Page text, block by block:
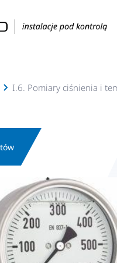
I.6. Pomiary ciśnienia i